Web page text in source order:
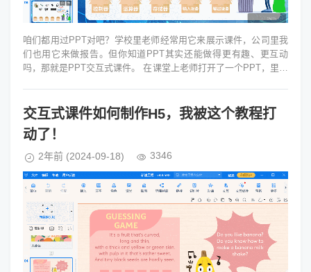
咱们都用过PPT对吧？学校里老师经常用它来展示课件，公司里我
们也用它来做报告。但你知道PPT其实还能做得更有趣、更互动
吗，那就是PPT交互式课件。 在课堂上老师打开了一个PPT，里面
交互式课件如何制作H5，我被这个教程打
动了！
2年前 (2024-09-18) 3346